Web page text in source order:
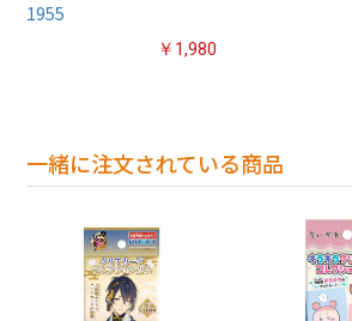
1955
￥1,980
一緒に注文されている商品